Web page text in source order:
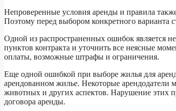
Непроверенные условия аренды и правила
Поэтому перед выбором конкретного варианта
Одной из распространенных ошибок является
пунктов контракта и уточнить все неясные
оплаты, возможные штрафы и ограничения.
Еще одной ошибкой при выборе жилья для
арендованном жилье. Некоторые арендодатели
животных и других аспектов. Нарушение этих
договора аренды.